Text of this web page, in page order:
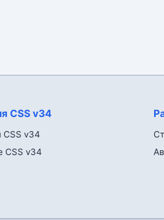
CSS v34
CSS v34
CSS v34